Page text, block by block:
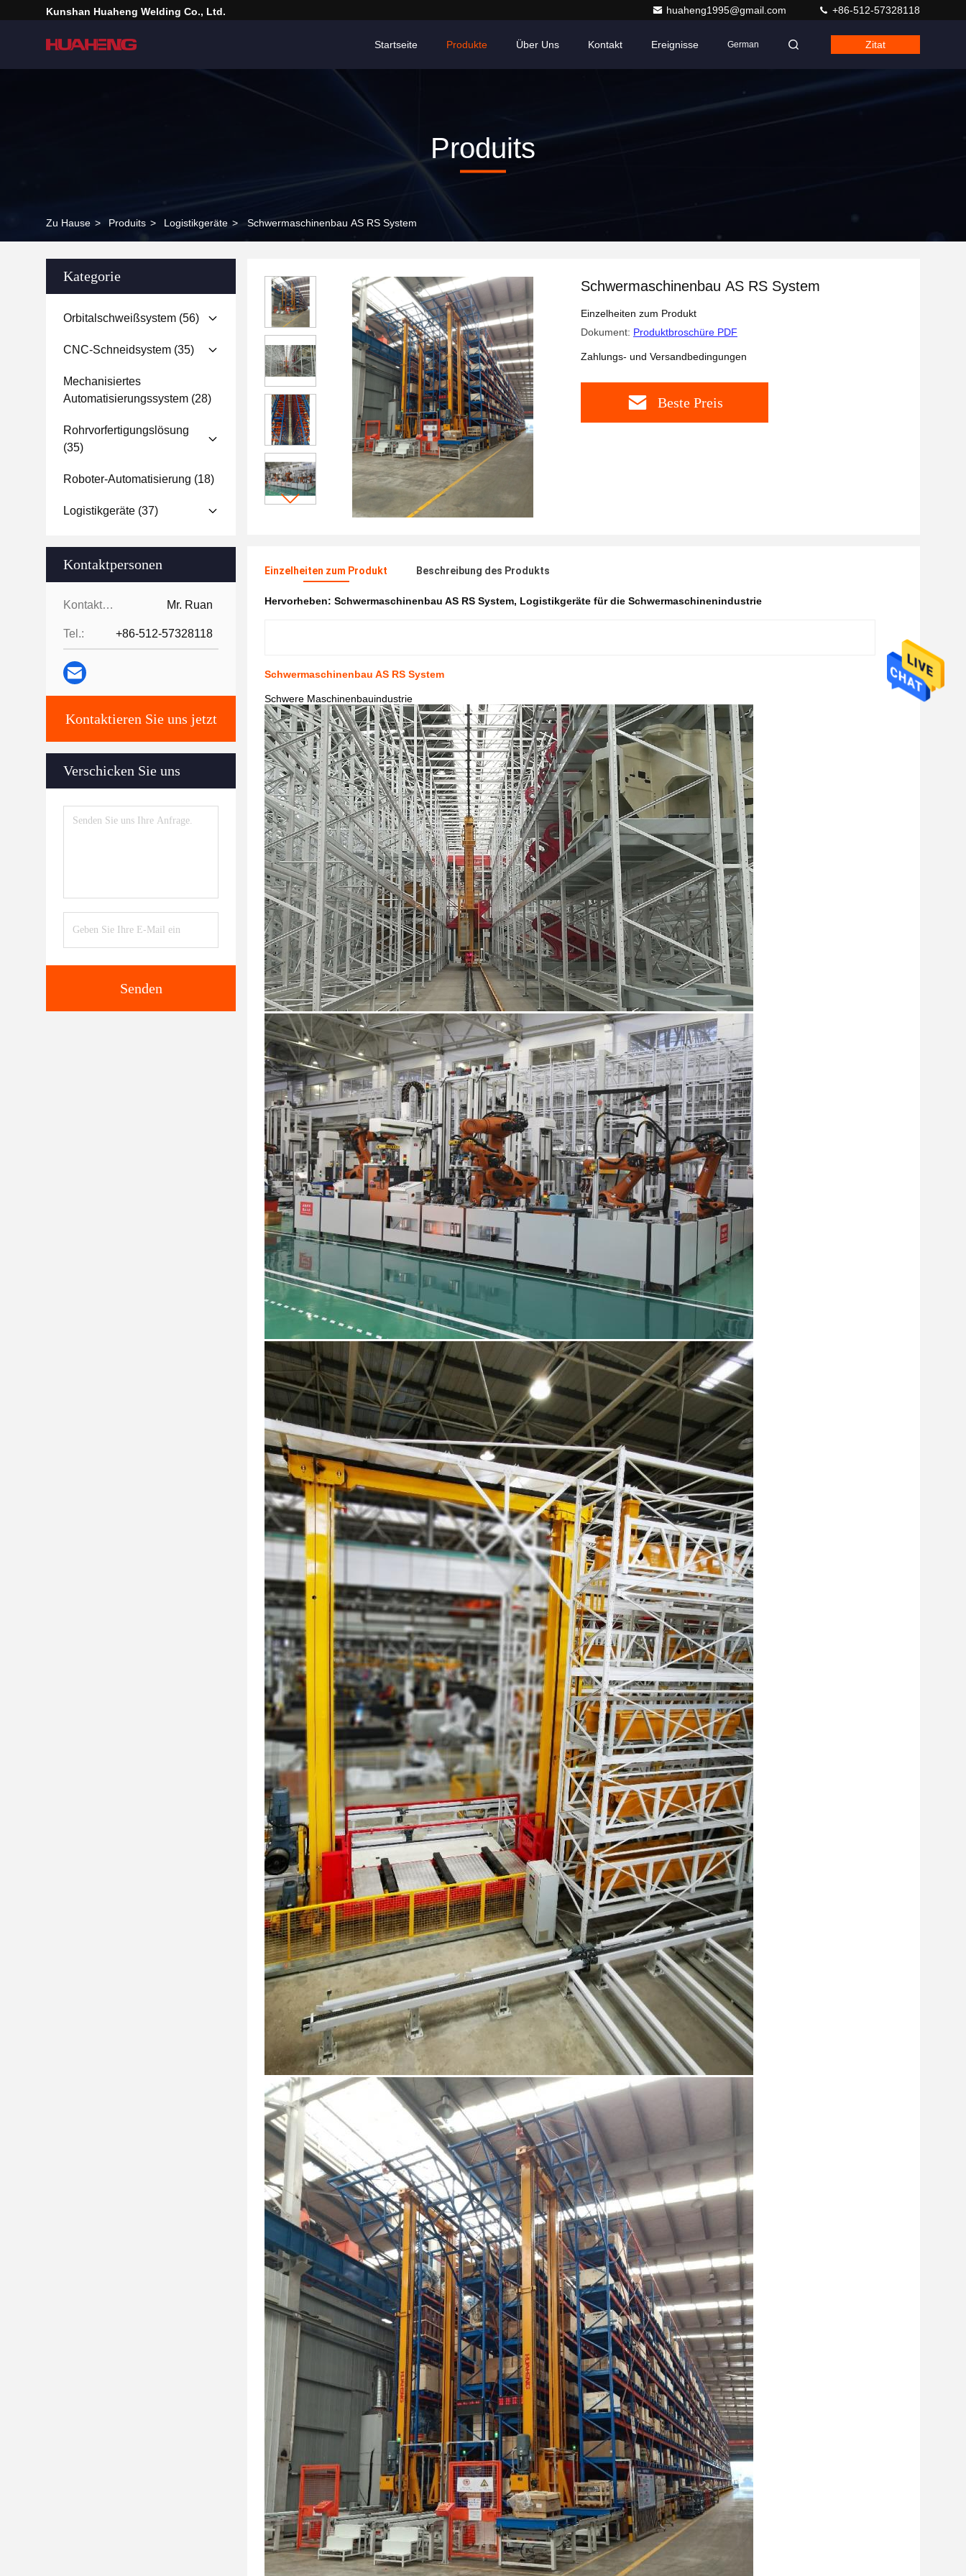
Kunshan Huaheng Welding Co., Ltd. huaheng1995@gmail.com +86-512-57328118
Startseite Produkte Über Uns Kontakt Ereignisse German Zitat
Produits
Zu Hause > Produits > Logistikgeräte > Schwermaschinenbau AS RS System
Kategorie
Orbitalschweißsystem (56)
CNC-Schneidsystem (35)
Mechanisiertes
Automatisierungssystem (28)
Rohrvorfertigungslösung
(35)
Roboter-Automatisierung (18)
Logistikgeräte (37)
Kontaktpersonen
Kontaktpersonen: Mr. Ruan
Tel.: +86-512-57328118
Kontaktieren Sie uns jetzt
Verschicken Sie uns
Senden
Schwermaschinenbau AS RS System
Einzelheiten zum Produkt
Dokument: Produktbroschüre PDF
Zahlungs- und Versandbedingungen
Beste Preis
Einzelheiten zum Produkt Beschreibung des Produkts
Hervorheben: Schwermaschinenbau AS RS System, Logistikgeräte für die Schwermaschinenindustrie
Schwermaschinenbau AS RS System
Schwere Maschinenbauindustrie